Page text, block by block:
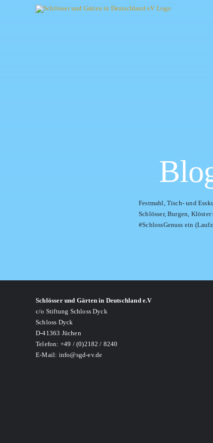
Festmahl, Tisch- und
Schlösser, Burgen,
#SchlossGenuss ein
Schlösser und Gärten in Deutschland e.V
c/o Stiftung Schloss Dyck
Schloss Dyck
D-41363 Jüchen
Telefon: +49 / (0)2182 / 8240
E-Mail: info@sgd-ev.de